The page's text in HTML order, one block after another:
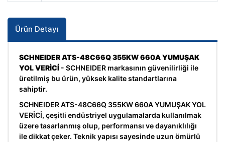
Ürün Detayı
SCHNEIDER ATS-48C66Q 355KW 660A YUMUŞAK
YOL VERİCİ - SCHNEIDER markasının güvenilirliği ile
üretilmiş bu ürün, yüksek kalite standartlarına
sahiptir.
SCHNEIDER ATS-48C66Q 355KW 660A YUMUŞAK YOL
VERİCİ, çeşitli endüstriyel uygulamalarda kullanılmak
üzere tasarlanmış olup, performansı ve dayanıklılığı
ile dikkat çeker. Teknik yapısı sayesinde uzun ömürlü